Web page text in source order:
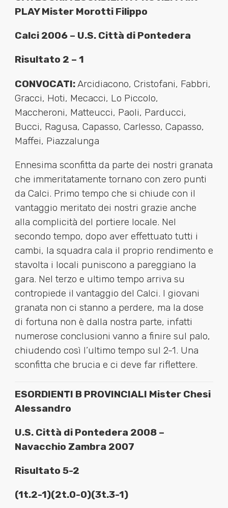
PLAY Mister Morotti Filippo
Calci 2006 – U.S. Città di Pontedera
Risultato 2 – 1
CONVOCATI:Arcidiacono, Cristofani, Fabbri,
Gracci, Hoti, Mecacci, Lo Piccolo,
Maccheroni, Matteucci, Paoli, Parducci,
Bucci, Ragusa, Capasso, Carlesso, Capasso,
Maffei, Piazzalunga
Ennesima sconfitta da parte dei nostri granata
che immeritatamente tornano con zero punti
da Calci. Primo tempo che si chiude con il
vantaggio meritato dei nostri grazie anche
alla complicità del portiere locale. Nel
secondo tempo, dopo aver effettuato tutti i
cambi, la squadra cala il proprio rendimento e
stavolta i locali puniscono a pareggiano la
gara. Nel terzo e ultimo tempo arriva su
contropiede il vantaggio del Calci. I giovani
granata non ci stanno a perdere, ma la dose
di fortuna non è dalla nostra parte, infatti
numerose conclusioni vanno a finire sul palo,
chiudendo così l’ultimo tempo sul 2-1. Una
sconfitta che brucia e ci deve far riflettere.
ESORDIENTI B PROVINCIALI Mister Chesi
Alessandro
U.S. Città di Pontedera 2008 –
Navacchio Zambra 2007
Risultato 5-2
(1t.2-1)(2t.0-0)(3t.3-1)